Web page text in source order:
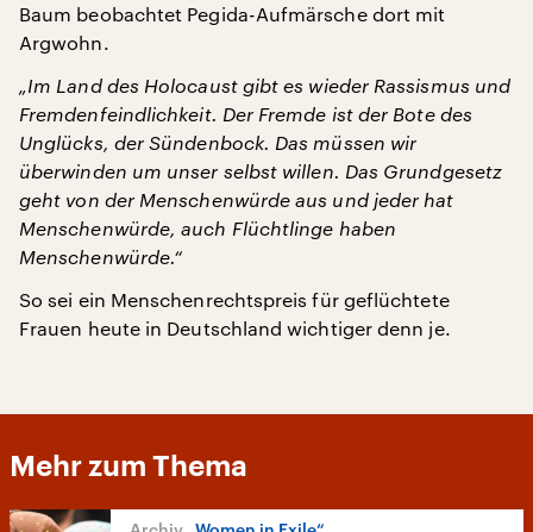
Baum beobachtet Pegida-Aufmärsche dort mit
Argwohn.
„Im Land des Holocaust gibt es wieder Rassismus und
Fremdenfeindlichkeit. Der Fremde ist der Bote des
Unglücks, der Sündenbock. Das müssen wir
überwinden um unser selbst willen. Das Grundgesetz
geht von der Menschenwürde aus und jeder hat
Menschenwürde, auch Flüchtlinge haben
Menschenwürde.“
So sei ein Menschenrechtspreis für geflüchtete
Frauen heute in Deutschland wichtiger denn je.
Mehr zum Thema